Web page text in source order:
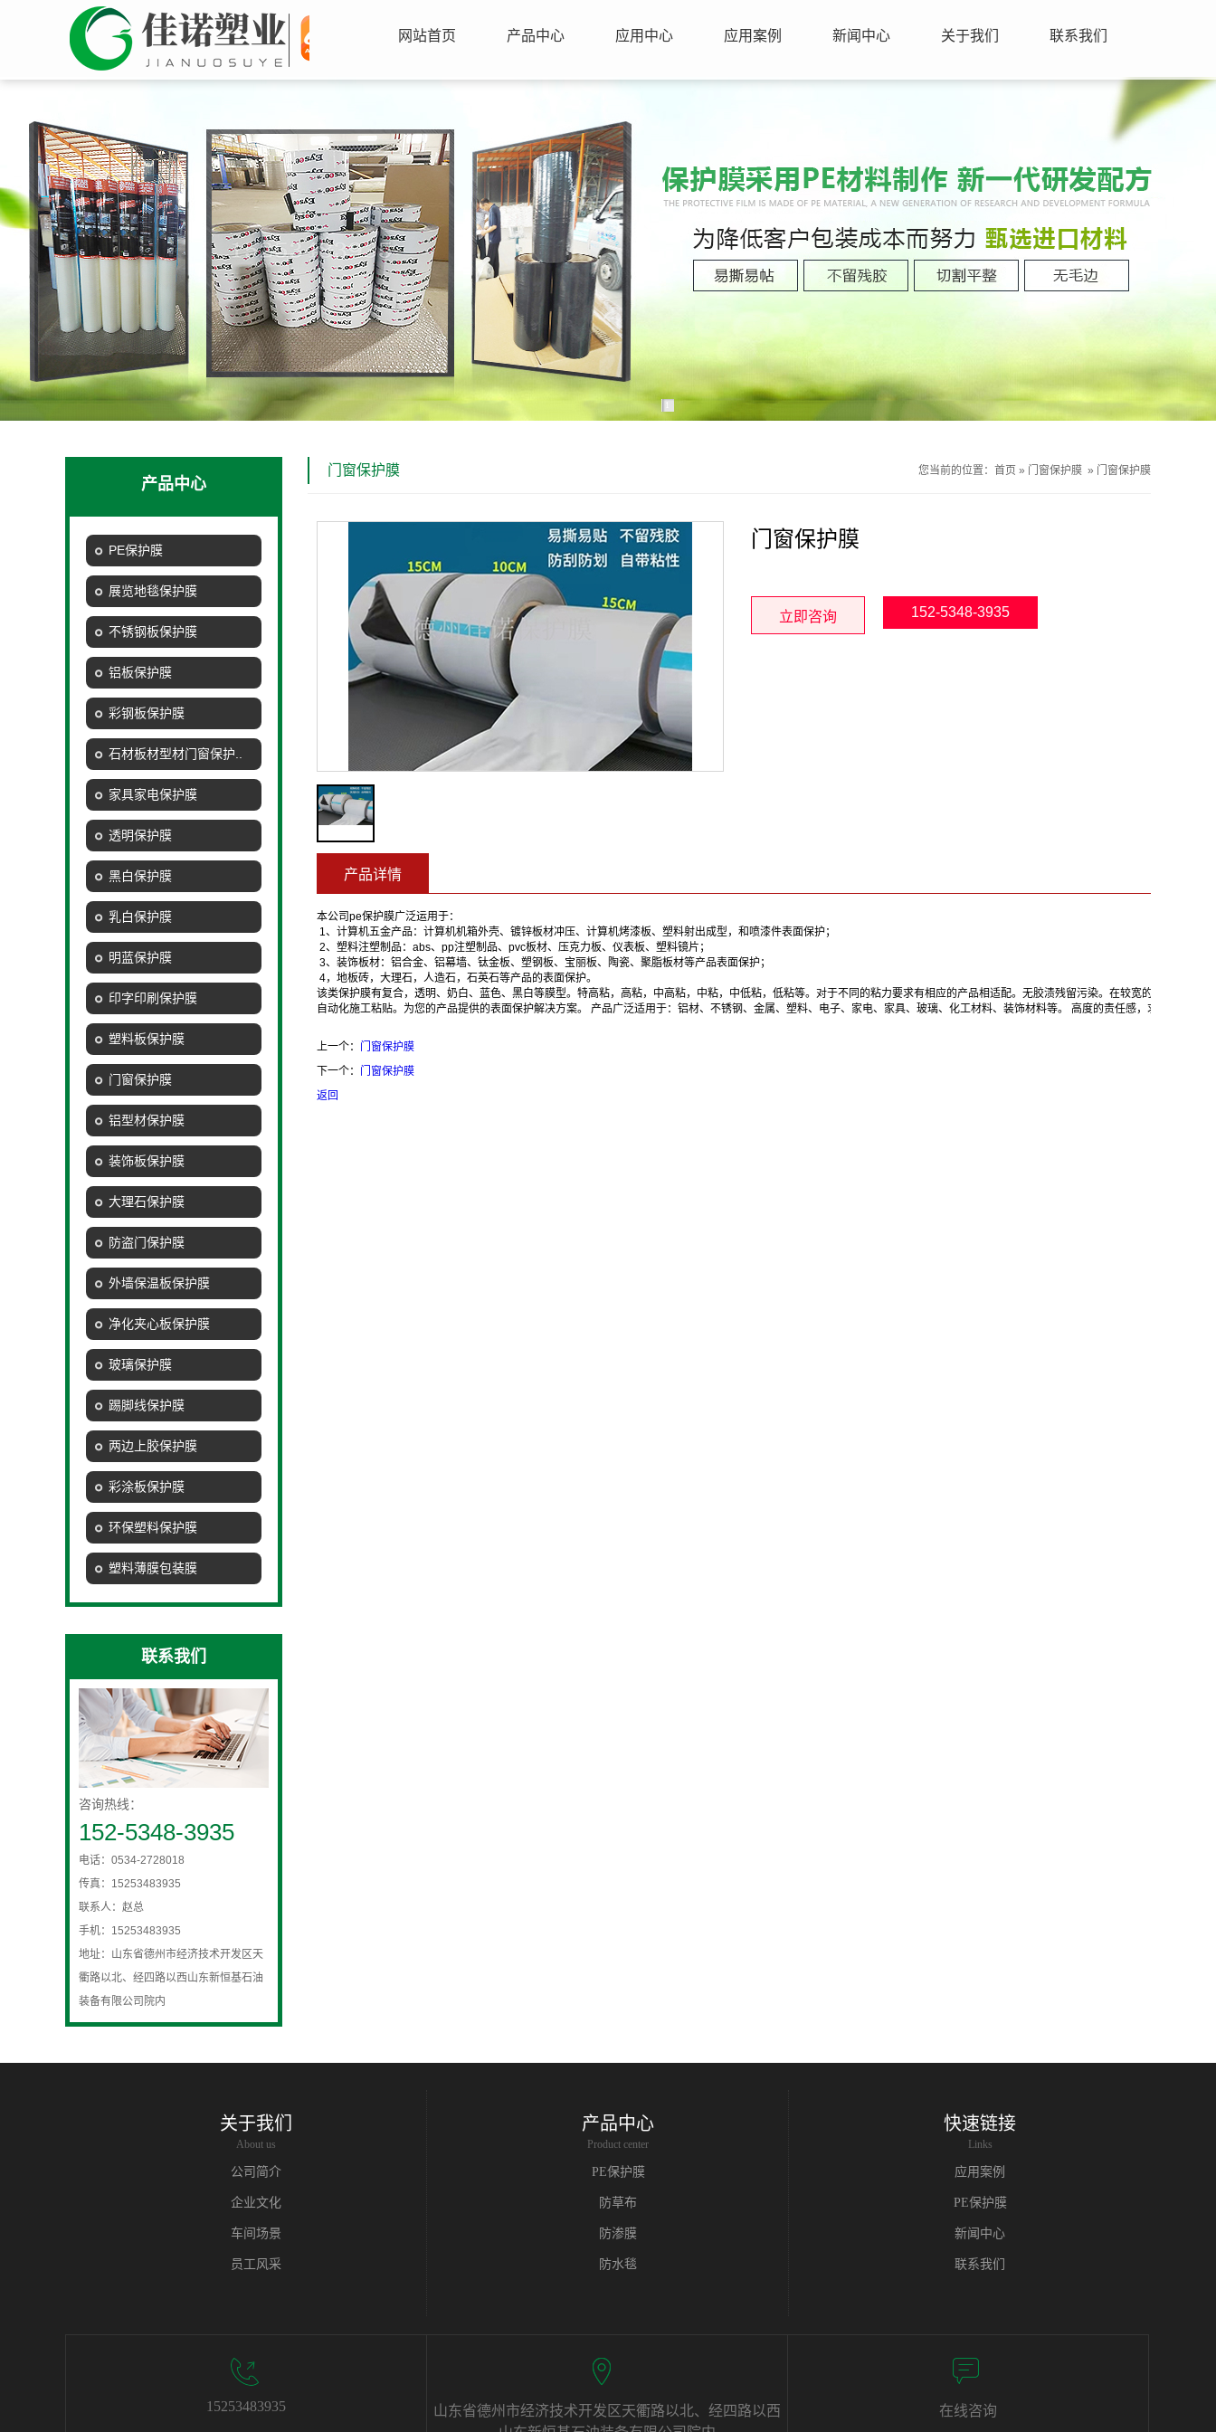
网站首页 产品中心 应用中心 应用案例 新闻中心 关于我们 联系我们
产品中心
PE保护膜
展览地毯保护膜
不锈钢板保护膜
铝板保护膜
彩钢板保护膜
石材板材型材门窗保护..
家具家电保护膜
透明保护膜
黑白保护膜
乳白保护膜
明蓝保护膜
印字印刷保护膜
塑料板保护膜
门窗保护膜
铝型材保护膜
装饰板保护膜
大理石保护膜
防盗门保护膜
外墙保温板保护膜
净化夹心板保护膜
玻璃保护膜
踢脚线保护膜
两边上胶保护膜
彩涂板保护膜
环保塑料保护膜
塑料薄膜包装膜
联系我们
咨询热线：
152-5348-3935
电话：0534-2728018
传真：15253483935
联系人：赵总
手机：15253483935
地址：山东省德州市经济技术开发区天
衢路以北、经四路以西山东新恒基石油
装备有限公司院内
门窗保护膜 您当前的位置： 首页 » 门窗保护膜 » 门窗保护膜
门窗保护膜
立即咨询 152-5348-3935
产品详情
本公司pe保护膜广泛运用于：
1、计算机五金产品：计算机机箱外壳、镀锌板材冲压、计算机烤漆板、塑料射出成型，和喷漆件表面保护；
2、塑料注塑制品：abs、pp注塑制品、pvc板材、压克力板、仪表板、塑料镜片；
3、装饰板材：铝合金、铝幕墙、钛金板、塑钢板、宝丽板、陶瓷、聚脂板材等产品表面保护；
4，地板砖，大理石，人造石，石英石等产品的表面保护。
该类保护膜有复合，透明、奶白、蓝色、黑白等膜型。特高粘，高粘，中高粘，中粘，中低粘，低粘等。对于不同的粘力要求有相应的产品相适配。无胶渍残留污染。在较宽的收卷幅度下
自动化施工粘贴。为您的产品提供的表面保护解决方案。 产品广泛适用于：铝材、不锈钢、金属、塑料、电子、家电、家具、玻璃、化工材料、装饰材料等。 高度的责任感，求真务实的
上一个： 门窗保护膜
下一个： 门窗保护膜
返回
关于我们
About us
公司简介
企业文化
车间场景
员工风采
产品中心
Product center
PE保护膜
防草布
防渗膜
防水毯
快速链接
Links
应用案例
PE保护膜
新闻中心
联系我们
15253483935
山东省德州市经济技术开发区天衢路以北、经四路以西
在线咨询